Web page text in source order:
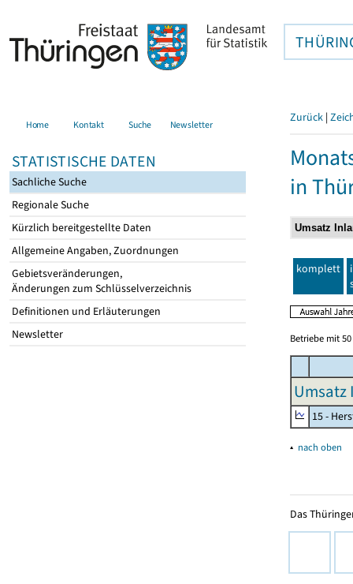
Home Kontakt Suche Newsletter
STATISTISCHE DATEN
Sachliche Suche
Regionale Suche
Kürzlich bereitgestellte Daten
Allgemeine Angaben, Zuordnungen
Gebietsveränderungen,
Änderungen zum Schlüsselverzeichnis
Definitionen und Erläuterungen
Newsletter
Zurück |
in
komplett
Betriebe mit
Umsatz
15 -
▴ nach oben
Das